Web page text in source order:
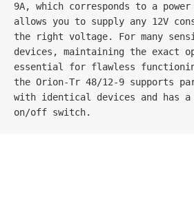
9A, which corresponds to a
allows you to supply any 12V
the right voltage. For many
devices, maintaining the exact
essential for flawless
the Orion-Tr 48/12-9 supports
with identical devices and has a
on/off switch.